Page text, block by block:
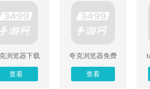
浏览器下载
2022最新版
查看
夸克浏览器免费
下载app
查看